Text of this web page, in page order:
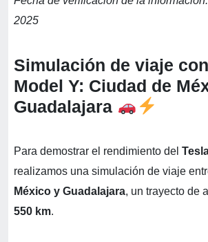
2025
Simulación de viaje
Model Y: Ciudad de
Guadalajara
Para demostrar el rendimiento del
realizamos una simulación de viaje
México y Guadalajara, un trayecto de
550 km.